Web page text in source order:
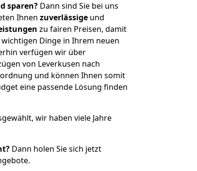
sparen? Dann sind Sie bei uns
Ihnen zuverlässige und
zu fairen Preisen, damit
Dinge in Ihrem neuen
verfügen wir über
von Leverkusen nach
und können Ihnen somit
eine passende Lösung finden
wir haben viele Jahre
Dann holen Sie sich jetzt